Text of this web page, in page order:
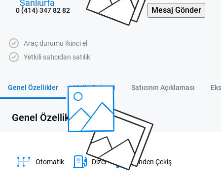
Genel Özellikler
Otomatik Dizel Önden Çekiş
0 (414) 347 82 82 Mesaj Gönder
Araç durumu İkinci el
Yetkili satıcıdan satılık
Genel Özellikler Yetki Belgesi Satıcının Açıklaması